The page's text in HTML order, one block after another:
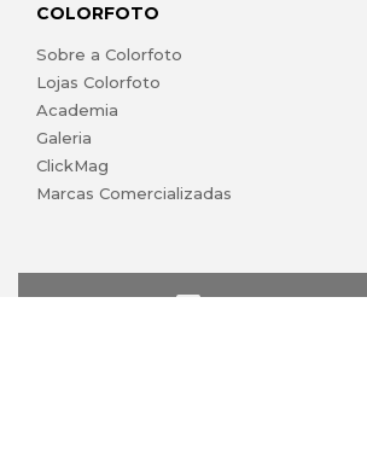
COLORFOTO
Sobre a Colorfoto
Lojas Colorfoto
Academia
Galeria
ClickMag
Marcas Comercializadas
lojaonline@colorfoto.pt